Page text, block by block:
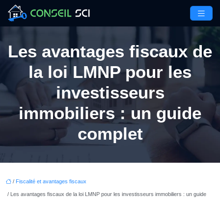
Les avantages fiscaux de
la loi LMNP pour les
investisseurs
immobiliers : un guide
complet
/ Fiscalité et avantages fiscaux
/ Les avantages fiscaux de la loi LMNP pour les investisseurs immobiliers : un guide